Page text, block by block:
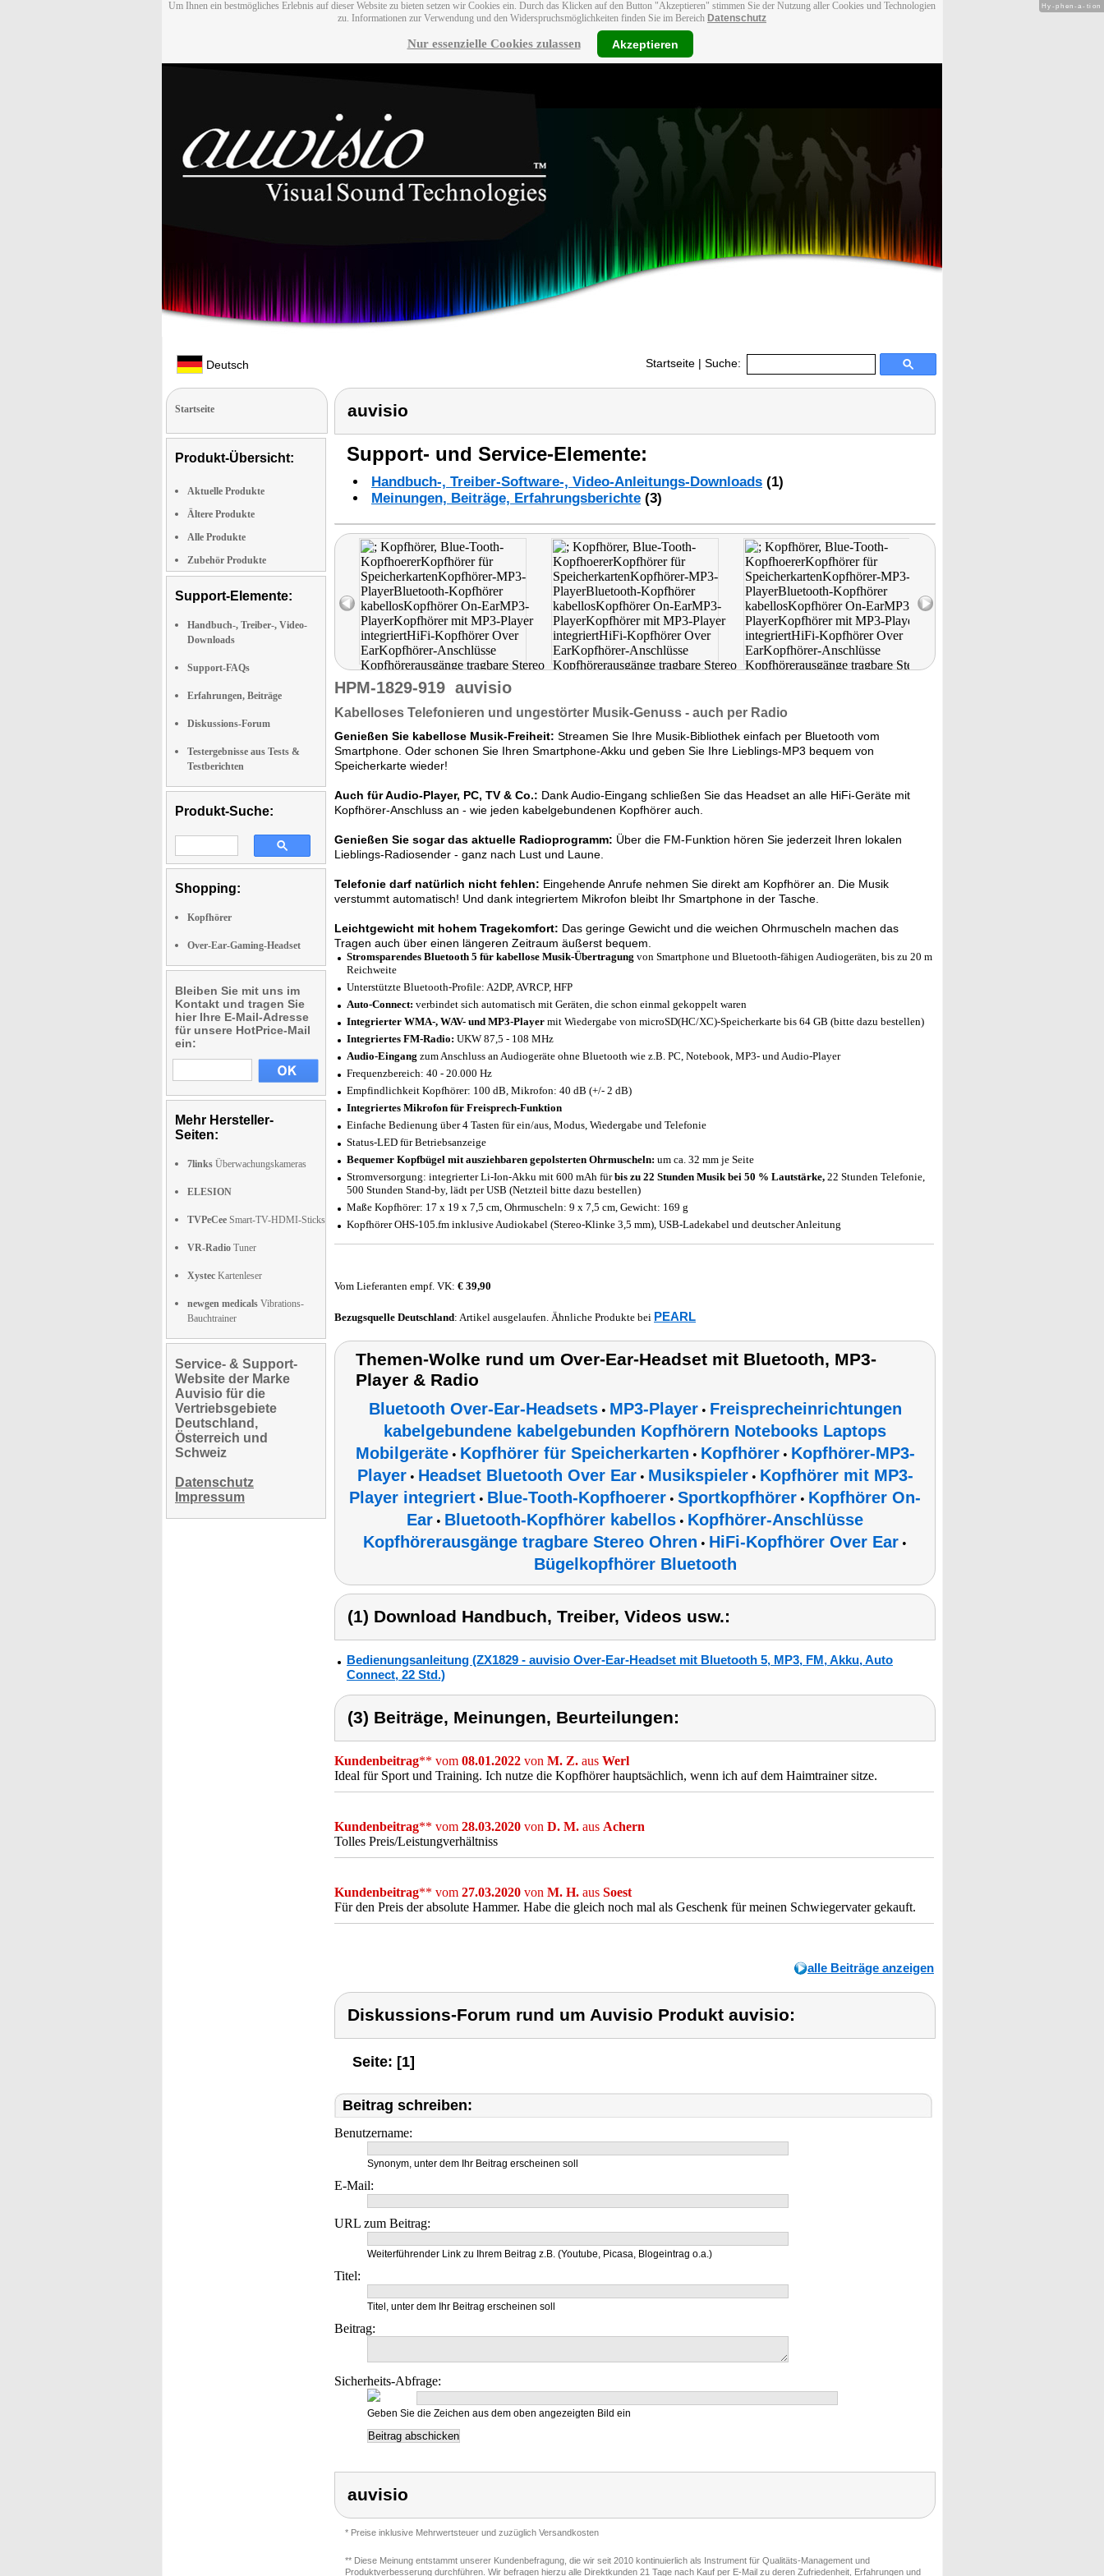
Um Ihnen ein bestmögliches Erlebnis auf dieser Website zu bieten setzen wir Cookies ein. Durch das Klicken auf den Button "Akzeptieren" stimmen Sie der Nutzung aller Cookies und Technologien
zu. Informationen zur Verwendung und den Widerspruchsmöglichkeiten finden Sie im Bereich Datenschutz
Nur essenzielle Cookies zulassen Akzeptieren
Deutsch Startseite | Suche:
Startseite
Produkt-Übersicht:
Aktuelle Produkte
Ältere Produkte
Alle Produkte
Zubehör Produkte
Support-Elemente:
Handbuch-, Treiber-, Video-
Downloads
Support-FAQs
Erfahrungen, Beiträge
Diskussions-Forum
Testergebnisse aus Tests &
Testberichten
Produkt-Suche:
Shopping:
Kopfhörer
Over-Ear-Gaming-Headset
Bleiben Sie mit uns im
Kontakt und tragen Sie
hier Ihre E-Mail-Adresse
für unsere HotPrice-Mail
ein:
Mehr Hersteller-
Seiten:
7links Überwachungskameras
ELESION
TVPeCee Smart-TV-HDMI-Sticks
VR-Radio Tuner
Xystec Kartenleser
newgen medicals Vibrations-
Bauchtrainer
Service- & Support-
Website der Marke
Auvisio für die
Vertriebsgebiete
Deutschland,
Österreich und
Schweiz
Datenschutz
Impressum
auvisio
Support- und Service-Elemente:
Handbuch-, Treiber-Software-, Video-Anleitungs-Downloads (1)
Meinungen, Beiträge, Erfahrungsberichte (3)
HPM-1829-919 auvisio
Kabelloses Telefonieren und ungestörter Musik-Genuss - auch per Radio
Genießen Sie kabellose Musik-Freiheit: Streamen Sie Ihre Musik-Bibliothek einfach per Bluetooth vom
Smartphone. Oder schonen Sie Ihren Smartphone-Akku und geben Sie Ihre Lieblings-MP3 bequem von
Speicherkarte wieder!
Auch für Audio-Player, PC, TV & Co.: Dank Audio-Eingang schließen Sie das Headset an alle HiFi-Geräte mit
Kopfhörer-Anschluss an - wie jeden kabelgebundenen Kopfhörer auch.
Genießen Sie sogar das aktuelle Radioprogramm: Über die FM-Funktion hören Sie jederzeit Ihren lokalen
Lieblings-Radiosender - ganz nach Lust und Laune.
Telefonie darf natürlich nicht fehlen: Eingehende Anrufe nehmen Sie direkt am Kopfhörer an. Die Musik
verstummt automatisch! Und dank integriertem Mikrofon bleibt Ihr Smartphone in der Tasche.
Leichtgewicht mit hohem Tragekomfort: Das geringe Gewicht und die weichen Ohrmuscheln machen das
Tragen auch über einen längeren Zeitraum äußerst bequem.
Stromsparendes Bluetooth 5 für kabellose Musik-Übertragung von Smartphone und Bluetooth-fähigen Audiogeräten, bis zu 20 m
Reichweite
Unterstützte Bluetooth-Profile: A2DP, AVRCP, HFP
Auto-Connect: verbindet sich automatisch mit Geräten, die schon einmal gekoppelt waren
Integrierter WMA-, WAV- und MP3-Player mit Wiedergabe von microSD(HC/XC)-Speicherkarte bis 64 GB (bitte dazu bestellen)
Integriertes FM-Radio: UKW 87,5 - 108 MHz
Audio-Eingang zum Anschluss an Audiogeräte ohne Bluetooth wie z.B. PC, Notebook, MP3- und Audio-Player
Frequenzbereich: 40 - 20.000 Hz
Empfindlichkeit Kopfhörer: 100 dB, Mikrofon: 40 dB (+/- 2 dB)
Integriertes Mikrofon für Freisprech-Funktion
Einfache Bedienung über 4 Tasten für ein/aus, Modus, Wiedergabe und Telefonie
Status-LED für Betriebsanzeige
Bequemer Kopfbügel mit ausziehbaren gepolsterten Ohrmuscheln: um ca. 32 mm je Seite
Stromversorgung: integrierter Li-Ion-Akku mit 600 mAh fürbis zu 22 Stunden Musik bei 50 % Lautstärke, 22 Stunden Telefonie,
500 Stunden Stand-by, lädt per USB (Netzteil bitte dazu bestellen)
Maße Kopfhörer: 17 x 19 x 7,5 cm, Ohrmuscheln: 9 x 7,5 cm, Gewicht: 169 g
Kopfhörer OHS-105.fm inklusive Audiokabel (Stereo-Klinke 3,5 mm), USB-Ladekabel und deutscher Anleitung
Vom Lieferanten empf. VK: € 39,90
Bezugsquelle Deutschland: Artikel ausgelaufen. Ähnliche Produkte bei PEARL
Themen-Wolke rund um Over-Ear-Headset mit Bluetooth, MP3-
Player & Radio
Bluetooth Over-Ear-Headsets• MP3-Player• Freisprecheinrichtungen
kabelgebundene kabelgebunden Kopfhörern Notebooks Laptops
Mobilgeräte• Kopfhörer für Speicherkarten • Kopfhörer• Kopfhörer-MP3-
Player• Headset Bluetooth Over Ear• Musikspieler• Kopfhörer mit MP3-
Player integriert • Blue-Tooth-Kopfhoerer • Sportkopfhörer • Kopfhörer On-
Ear • Bluetooth-Kopfhörer kabellos • Kopfhörer-Anschlüsse
Kopfhörerausgänge tragbare Stereo Ohren • HiFi-Kopfhörer Over Ear •
Bügelkopfhörer Bluetooth
(1) Download Handbuch, Treiber, Videos usw.:
Bedienungsanleitung (ZX1829 - auvisio Over-Ear-Headset mit Bluetooth 5, MP3, FM, Akku, Auto
Connect, 22 Std.)
(3) Beiträge, Meinungen, Beurteilungen:
Kundenbeitrag** vom 08.01.2022 von M. Z. aus Werl
Ideal für Sport und Training. Ich nutze die Kopfhörer hauptsächlich, wenn ich auf dem Haimtrainer sitze.
Kundenbeitrag** vom 28.03.2020 von D. M. aus Achern
Tolles Preis/Leistungverhältniss
Kundenbeitrag** vom 27.03.2020 von M. H. aus Soest
Für den Preis der absolute Hammer. Habe die gleich noch mal als Geschenk für meinen Schwiegervater gekauft.
alle Beiträge anzeigen
Diskussions-Forum rund um Auvisio Produkt auvisio:
Seite: [1]
Beitrag schreiben:
Benutzername:
Synonym, unter dem Ihr Beitrag erscheinen soll
E-Mail:
URL zum Beitrag:
Weiterführender Link zu Ihrem Beitrag z.B. (Youtube, Picasa, Blogeintrag o.a.)
Titel:
Titel, unter dem Ihr Beitrag erscheinen soll
Beitrag:
Sicherheits-Abfrage:
Geben Sie die Zeichen aus dem oben angezeigten Bild ein
auvisio
* Preise inklusive Mehrwertsteuer und zuzüglich Versandkosten
** Diese Meinung entstammt unserer Kundenbefragung, die wir seit 2010 kontinuierlich als Instrument für Qualitäts-Management und
Produktverbesserung durchführen. Wir befragen hierzu alle Direktkunden 21 Tage nach Kauf per E-Mail zu deren Zufriedenheit, Erfahrungen und
Hy-phen-a-tion